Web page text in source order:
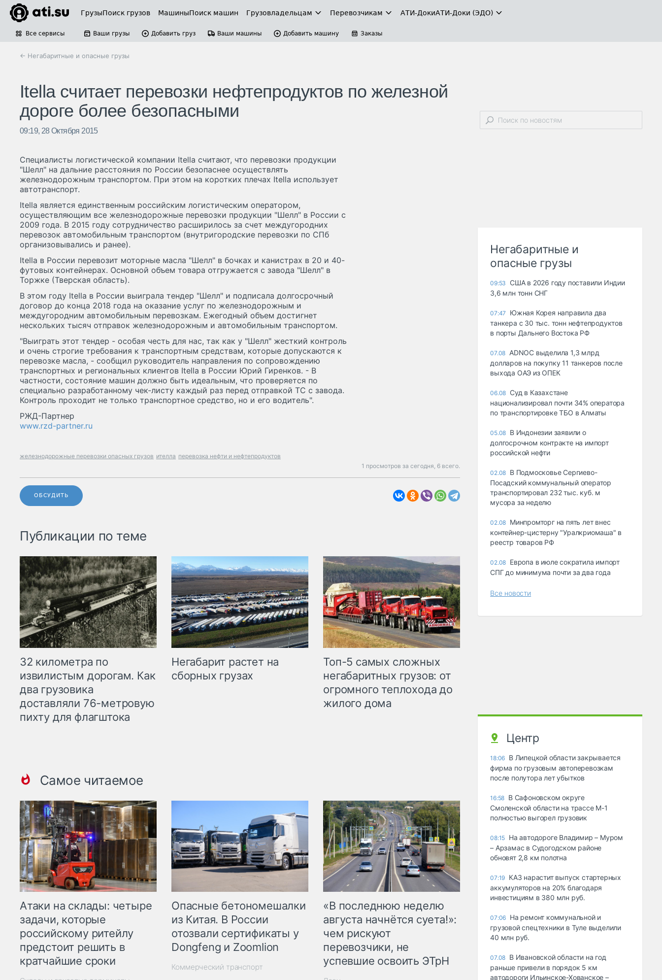
ГрузыПоиск грузов МашиныПоиск машин Грузовладельцам Перевозчикам АТИ-ДокиАТИ-Доки (ЭДО)
Все сервисы Ваши грузы Добавить груз Ваши машины Добавить машину Заказы
← Негабаритные и опасные грузы
Itella считает перевозки нефтепродуктов по железной
дороге более безопасными
09:19, 28 Октября 2015
Специалисты логистической компании Itella считают, что перевозки продукции
"Шелл" на дальние расстояния по России безопаснее осуществлять
железнодорожным транспортом. При этом на коротких плечах Itella использует
автотранспорт.
Itella является единственным российским логистическим оператором,
осуществляющим все железнодорожные перевозки продукции "Шелл" в России с
2009 года. В 2015 году сотрудничество расширилось за счет междугородних
перевозок автомобильным транспортом (внутригородские перевозки по СПб
организовывались и ранее).
Itella в России перевозит моторные масла "Шелл" в бочках и канистрах в 20 и 40-
футовых контейнерах. Основной объем товара отгружается с завода "Шелл" в
Торжке (Тверская область).
В этом году Itella в России выиграла тендер "Шелл" и подписала долгосрочный
договор до конца 2018 года на оказание услуг по железнодорожным и
междугородним автомобильным перевозкам. Ежегодный объем достигнет
нескольких тысяч отправок железнодорожным и автомобильным транспортом.
"Выиграть этот тендер - особая честь для нас, так как у "Шелл" жесткий контроль
и очень строгие требования к транспортным средствам, которые допускаются к
перевозке масла, - сообщил руководитель направления по сопровождению
транспортных и региональных клиентов Itella в России Юрий Гиренков. - В
частности, состояние машин должно быть идеальным, что проверяется по
специально разработанному чек-листу каждый раз перед отправкой ТС с завода.
Контроль проходит не только транспортное средство, но и его водитель".
РЖД-Партнер
www.rzd-partner.ru
железнодорожные перевозки опасных грузов ителла перевозка нефти и нефтепродуктов
1 просмотров за сегодня, 6 всего.
ОБСУДИТЬ
Публикации по теме
32 километра по
извилистым дорогам. Как
два грузовика
доставляли 76-метровую
пихту для флагштока
Негабарит растет на
сборных грузах
Топ-5 самых сложных
негабаритных грузов: от
огромного теплохода до
жилого дома
Самое читаемое
Атаки на склады: четыре
задачи, которые
российскому ритейлу
предстоит решить в
кратчайшие сроки
Опасные бетономешалки
из Китая. В России
отозвали сертификаты у
Dongfeng и Zoomlion
Коммерческий транспорт
«В последнюю неделю
августа начнётся суета!»:
чем рискуют
перевозчики, не
успевшие освоить ЭТрН
Негабаритные и
опасные грузы
09:53
США в 2026 году поставили Индии
3,6 млн тонн СНГ
07:47
Южная Корея направила два
танкера с 30 тыс. тонн нефтепродуктов
в порты Дальнего Востока РФ
07.08 ADNOC выделила 1,3 млрд
долларов на покупку 11 танкеров после
выхода ОАЭ из ОПЕК
06.08 Суд в Казахстане
национализировал почти 34% оператора
по транспортировке ТБО в Алматы
05.08 В Индонезии заявили о
долгосрочном контракте на импорт
российской нефти
02.08 В Подмосковье Сергиево-
Посадский коммунальный оператор
транспортировал 232 тыс. куб. м
мусора за неделю
02.08 Минпромторг на пять лет внес
контейнер-цистерну "Уралкриомаша" в
реестр товаров РФ
02.08 Европа в июле сократила импорт
СПГ до минимума почти за два года
Все новости
Центр
18:06 В Липецкой области закрывается
фирма по грузовым автоперевозкам
после полутора лет убытков
16:58 В Сафоновском округе
Смоленской области на трассе М-1
полностью выгорел грузовик
08:15 На автодороге Владимир – Муром
– Арзамас в Судогодском районе
обновят 2,8 км полотна
07:19 КАЗ нарастит выпуск стартерных
аккумуляторов на 20% благодаря
инвестициям в 380 млн руб.
07:06 На ремонт коммунальной и
грузовой спецтехники в Туле выделили
40 млн руб.
07.08 В Ивановской области на год
раньше привели в порядок 5 км
автодороги Ильинское-Хованское –